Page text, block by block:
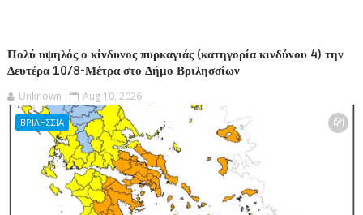
Πολύ υψηλός ο κίνδυνος πυρκαγιάς (κατηγορία κινδύνου 4) την
Δευτέρα 10/8-Μέτρα στο Δήμο Βριλησσίων
Unknown Aug 10, 2026
ΒΡΙΛΗΣΣΙΑ